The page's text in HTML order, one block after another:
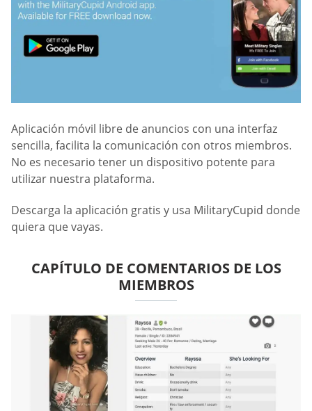
Aplicación móvil libre de anuncios con una interfaz
sencilla, facilita la comunicación con otros miembros.
No es necesario tener un dispositivo potente para
utilizar nuestra plataforma.
Descarga la aplicación gratis y usa MilitaryCupid donde
quiera que vayas.
CAPÍTULO DE COMENTARIOS DE LOS
MIEMBROS